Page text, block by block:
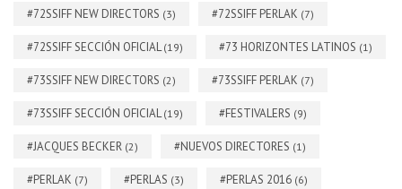
#72SSIFF NEW DIRECTORS (3) #72SSIFF PERLAK (7)
#72SSIFF SECCIÓN OFICIAL(19) #73 HORIZONTES LATINOS (1)
#73SSIFF NEW DIRECTORS (2) #73SSIFF PERLAK (7)
#73SSIFF SECCIÓN OFICIAL(19) #FESTIVALERS (9)
#JACQUES BECKER (2) #NUEVOS DIRECTORES (1)
#PERLAK (7) #PERLAS (3) #PERLAS 2016 (6)